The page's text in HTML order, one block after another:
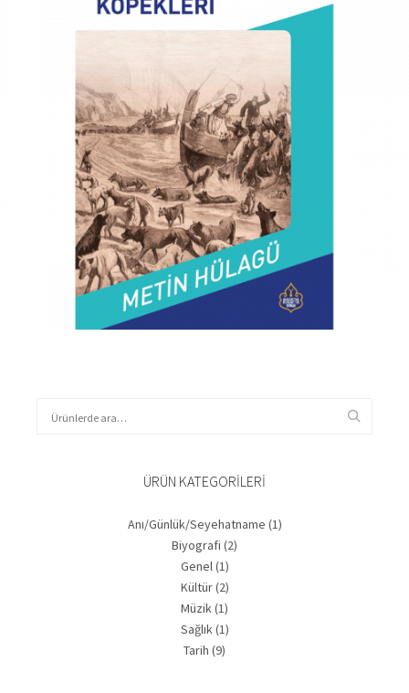
₺350,00₺300,00
ÜRÜN KATEGORILERI
Anı/Günlük/Seyehatname (1)
Biyografi (2)
Genel(1)
Kültür(2)
Müzik(1)
Sağlık(1)
Tarih (9)